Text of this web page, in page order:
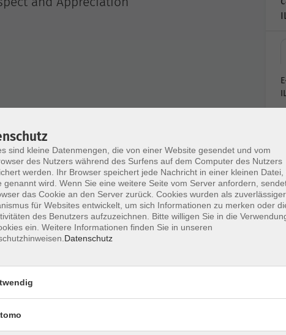
with those they speak to can have more
The key is communicating with respect
for one's own sensitivities as well as the
with. This course aims to help you
through clear and precise "I-messages" on
other person's point of view. This creates the
behaviour better
appreciation by preparing properly
understandable way
you a better understanding of
sind kleine Datenmengen, die von einer Website gesendet und vom
des Nutzers während des Surfens auf dem Computer des Nutzers
werden. Ihr Browser speichert jede Nachricht in einer kleinen Datei,
genannt wird. Wenn Sie eine weitere Seite vom Server anfordern,
das Cookie an den Server zurück. Cookies wurden als zuverlässiger
für Websites entwickelt, um sich Informationen zu merken oder
des Benutzers aufzuzeichnen. Bitte willigen Sie in die
ein. Weitere Informationen finden Sie in unseren
Datenschutz